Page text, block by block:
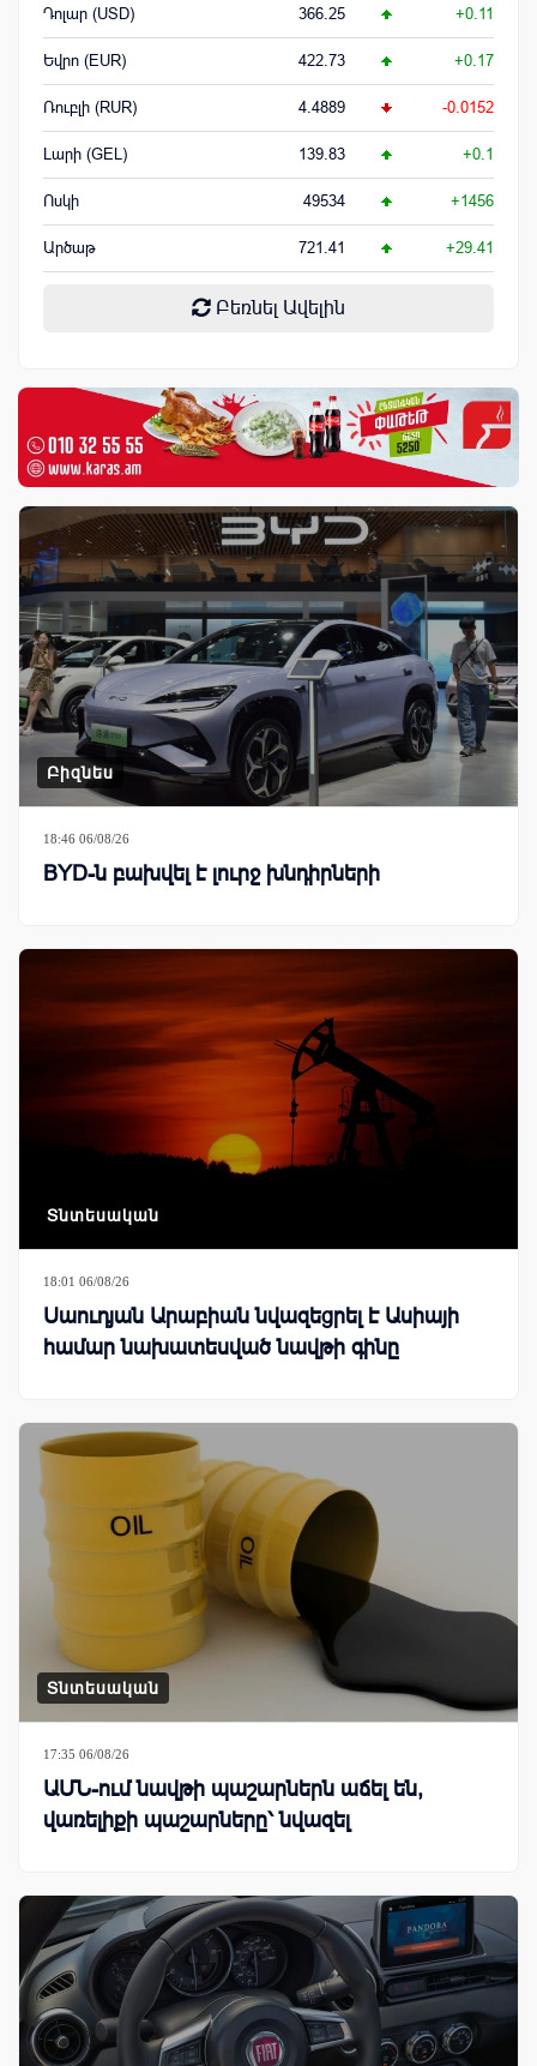
Դոլար (USD) 366.25 +0.11
Եվրո (EUR) 422.73 +0.17
Ռուբլի (RUR) 4.4889 -0.0152
Լարի (GEL) 139.83 +0.1
Ոսկի 49534 +1456
Արծաթ 721.41 +29.41
Բեռնել Ավելին
Բիզնես
18:46 06/08/26
BYD-ն բախվել է լուրջ խնդիրների
Տնտեսական
18:01 06/08/26
Սաուդյան Արաբիան նվազեցրել է Ասիայի
համար նախատեսված նավթի գինը
Տնտեսական
17:35 06/08/26
ԱՄՆ-ում նավթի պաշարներն աճել են,
վառելիքի պաշարները՝ նվազել